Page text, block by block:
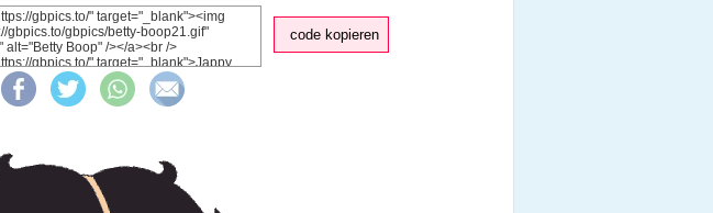
code kopieren